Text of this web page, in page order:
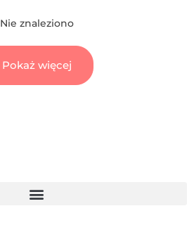
Nie znaleziono
Pokaż więcej